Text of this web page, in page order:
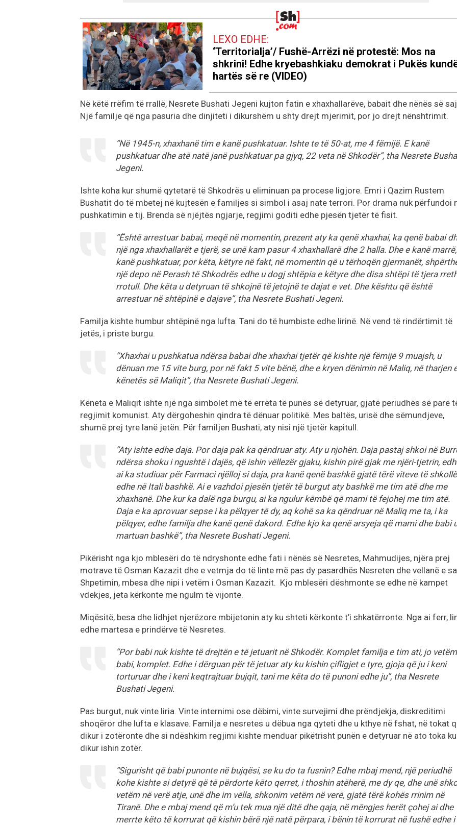
LEXO EDHE:
‘Territorialja’/ Fushë-Arrëzi në protestë: Mos na
shkrini! Edhe kryebashkiaku demokrat i Pukës
hartës së re (VIDEO)
Në këtë rrëfim të rrallë, Nesrete Bushati Jegeni kujton fatin e xhaxhallarëve, babait dhe nënës së
Një familje që nga pasuria dhe dinjiteti i dikurshëm u shty drejt mjerimit, por jo drejt nënshtrimit.
“Në 1945-n, xhaxhanë tim e kanë pushkatuar. Ishte te të 50-at, me 4 fëmijë. E kanë
pushkatuar dhe atë natë janë pushkatuar pa gjyq, 22 veta në Shkodër”, tha Nesrete
Jegeni.
Ishte koha kur shumë qytetarë të Shkodrës u eliminuan pa procese ligjore. Emri i Qazim Rustem
Bushatit do të mbetej në kujtesën e familjes si simbol i asaj nate terrori. Por drama nuk përfundoi
pushkatimin e tij. Brenda së njëjtës ngjarje, regjimi goditi edhe pjesën tjetër të fisit.
“Është arrestuar babai, meqë në momentin, prezent aty ka qenë xhaxhai, ka qenë babai
një nga xhaxhallarët e tjerë, se unë kam pasur 4 xhaxhallarë dhe 2 halla. Dhe e kanë
kanë pushkatuar, por këta, këtyre në fakt, në momentin që u tërhoqën gjermanët,
një depo në Perash të Shkodrës edhe u dogj shtëpia e këtyre dhe disa shtëpi të tjera
rrotull. Dhe këta u detyruan të shkojnë të jetojnë te dajat e vet. Dhe kështu që është
arrestuar në shtëpinë e dajave”, tha Nesrete Bushati Jegeni.
Familja kishte humbur shtëpinë nga lufta. Tani do të humbiste edhe lirinë. Në vend të rindërtimit të
jetës, i priste burgu.
“Xhaxhai u pushkatua ndërsa babai dhe xhaxhai tjetër që kishte një fëmijë 9 muajsh, u
dënuan me 15 vite burg, por në fakt 5 vite bënë, dhe e kryen dënimin në Maliq, në tharjen
kënetës së Maliqit”, tha Nesrete Bushati Jegeni.
Këneta e Maliqit ishte një nga simbolet më të errëta të punës së detyruar, gjatë periudhës së parë
regjimit komunist. Aty dërgoheshin qindra të dënuar politikë. Mes baltës, urisë dhe sëmundjeve,
shumë prej tyre lanë jetën. Për familjen Bushati, aty nisi një tjetër kapitull.
“Aty ishte edhe daja. Por daja pak ka qëndruar aty. Aty u njohën. Daja pastaj shkoi në
ndërsa shoku i ngushtë i dajës, që ishin vëllezër gjaku, kishin pirë gjak me njëri-tjetrin,
ai ka studiuar për Farmaci njëlloj si daja, pra kanë qenë bashkë gjatë tërë viteve të
edhe në Itali bashkë. Ai e vazhdoi pjesën tjetër të burgut aty bashkë me tim atë dhe me
xhaxhanë. Dhe kur ka dalë nga burgu, ai ka ngulur këmbë që mami të fejohej me tim atë.
Daja e ka aprovuar sepse i ka pëlqyer të dy, aq kohë sa ka qëndruar në Maliq me ta, i ka
pëlqyer, edhe familja dhe kanë qenë dakord. Edhe kjo ka qenë arsyeja që mami dhe babi
martuan bashkë”, tha Nesrete Bushati Jegeni.
Pikërisht nga kjo mblesëri do të ndryshonte edhe fati i nënës së Nesretes, Mahmudijes, njëra prej
motrave të Osman Kazazit dhe e vetmja do të linte më pas dy pasardhës Nesreten dhe vellanë e
Shpetimin, mbesa dhe nipi i vetëm i Osman Kazazit. Kjo mblesëri dëshmonte se edhe në kampet
vdekjes, jeta kërkonte me ngulm të vijonte.
Miqësitë, besa dhe lidhjet njerëzore mbijetonin aty ku shteti kërkonte t’i shkatërronte. Nga ai ferr,
edhe martesa e prindërve të Nesretes.
“Por babi nuk kishte të drejtën e të jetuarit në Shkodër. Komplet familja e tim ati, jo vetëm
babi, komplet. Edhe i dërguan për të jetuar aty ku kishin çifligjet e tyre, gjoja që ju i keni
torturuar dhe i keni keqtrajtuar bujqit, tani me këta do të punoni edhe ju”, tha Nesrete
Bushati Jegeni.
Pas burgut, nuk vinte liria. Vinte internimi ose dëbimi, vinte survejimi dhe prëndjekja, diskreditimi
shoqëror dhe lufta e klasave. Familja e nesretes u dëbua nga qyteti dhe u kthye në fshat, në tokat
dikur i zotëronte dhe si ndëshkim regjimi kishte menduar pikëtrisht punën e detyruar në ato toka ku
dikur ishin zotër.
“Sigurisht që babi punonte në bujqësi, se ku do ta fusnin? Edhe mbaj mend, një periudhë
kohe kishte si detyrë që të përdorte këto qerret, i thoshin atëherë, me dy qe, dhe unë
vetëm në verë atje, unë dhe im vëlla, shkonim vetëm në verë, gjatë tërë kohës rrinim në
Tiranë. Dhe e mbaj mend që m’u tek mua një ditë dhe qaja, në mëngjes herët çohej ai dhe
merrte këto të korrurat që kishin bërë një natë përpara, i bënin të korrurat në fushë edhe i